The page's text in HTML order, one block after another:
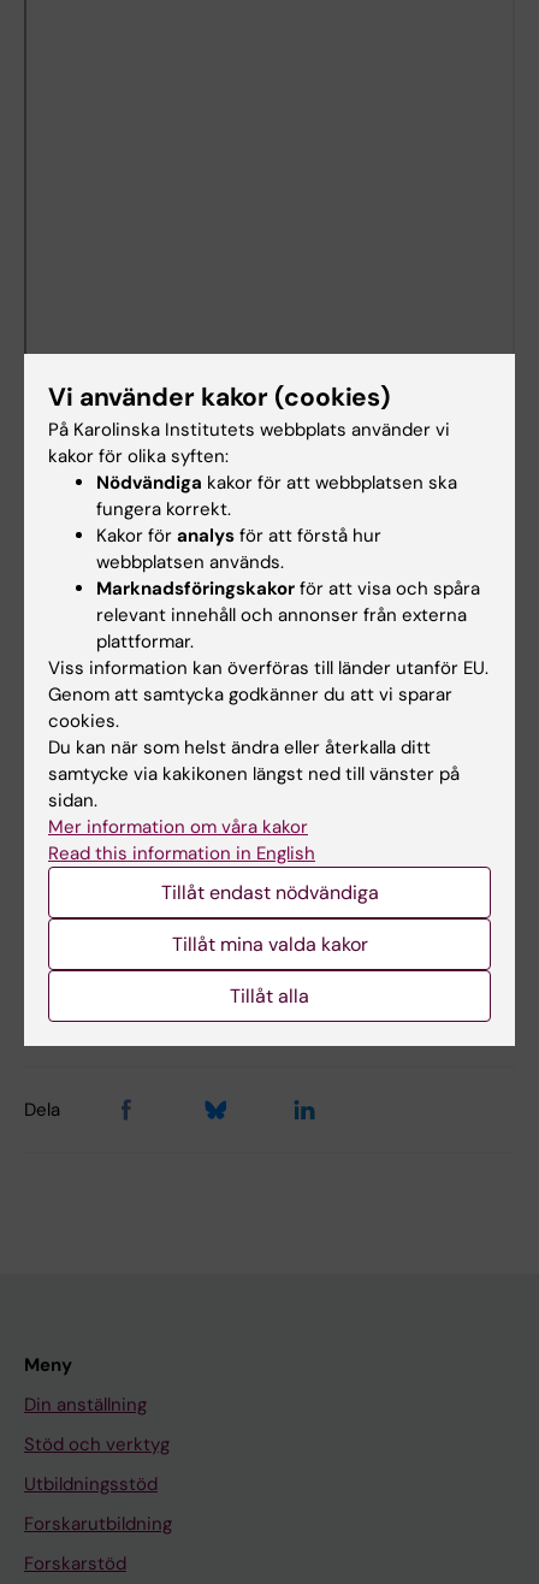
Dokument
Länkar
Lokalbokning för medarbetare
Hade du nytta av informationen på denna sida?
Yes
Innehållsgranskare:
Sidan uppdaterad:2025-08-18
Dela
Meny
Din anställning
Stöd och verktyg
Utbildningsstöd
Forskarutbildning
Forskarstöd
Vi använder kakor (cookies)
På Karolinska Institutets webbplats använder vi
kakor för olika syften:
Nödvändiga kakor för att webbplatsen ska
fungera korrekt.
Kakor för analys för att förstå hur
webbplatsen används.
Marknadsföringskakor för att visa och spåra
relevant innehåll och annonser från externa
plattformar.
Viss information kan överföras till länder utanför EU.
Genom att samtycka godkänner du att vi sparar
cookies.
Du kan när som helst ändra eller återkalla ditt
samtycke via kakikonen längst ned till vänster på
sidan.
Mer information om våra kakor
Read this information in English
Tillåt endast nödvändiga
Tillåt mina valda kakor
Tillåt alla